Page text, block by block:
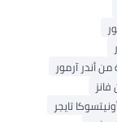
أندر آرمور
تايجر